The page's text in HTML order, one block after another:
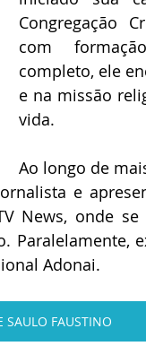
Congregação
com
completo, ele
e na missão
vida.
Ao longo de
e
News, onde
Paralelamente,
Adonai.
SAULO FAUSTINO